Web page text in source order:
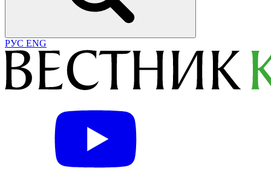
РУС ENG